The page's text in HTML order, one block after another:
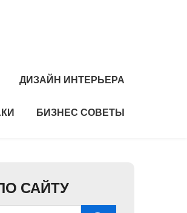
ДИЗАЙН ИНТЕРЬЕРА
БИЗНЕС СОВЕТЫ
САЙТУ